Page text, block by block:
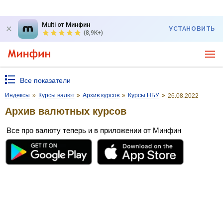
Multi от Минфин
(8,9K+)
УСТАНОВИТЬ
Все показатели
Индексы » Курсы валют » Архив курсов » Курсы НБУ » 26.08.2022
Архив валютных курсов
Все про валюту теперь и в приложении от Минфин